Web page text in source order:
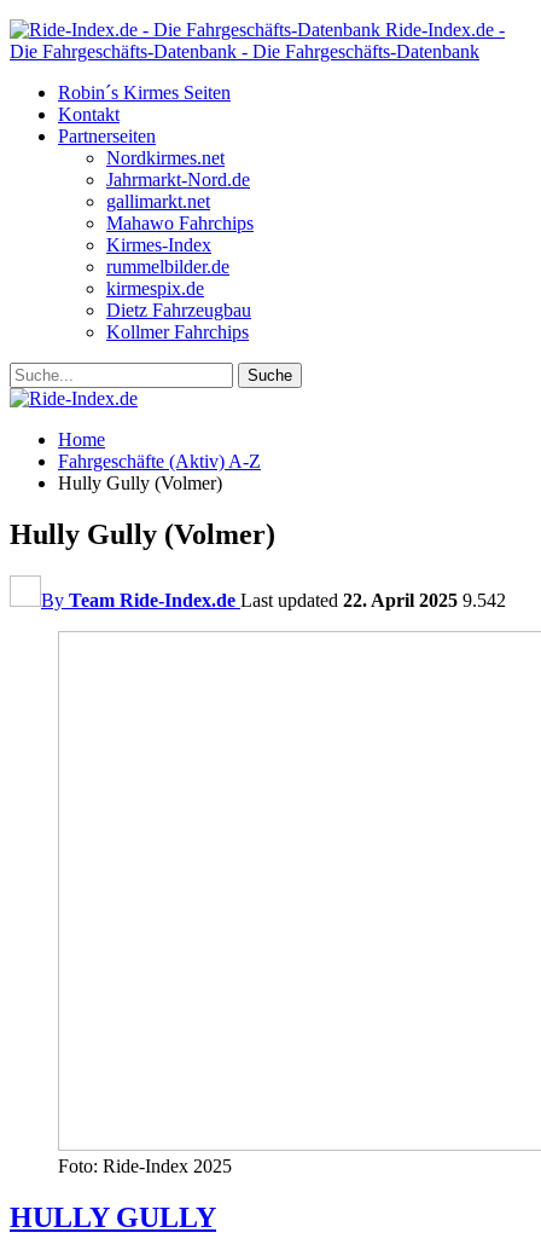
Ride-Index.de -
Die Fahrgeschäfts-Datenbank - Die Fahrgeschäfts-Datenbank
Robin´s Kirmes Seiten
Kontakt
Partnerseiten
Nordkirmes.net
Jahrmarkt-Nord.de
gallimarkt.net
Mahawo Fahrchips
Kirmes-Index
rummelbilder.de
kirmespix.de
Dietz Fahrzeugbau
Kollmer Fahrchips
Home
Fahrgeschäfte (Aktiv) A-Z
Hully Gully (Volmer)
Hully Gully (Volmer)
By Team Ride-Index.de Last updated 22. April 2025 9.542
Foto: Ride-Index 2025
HULLY GULLY